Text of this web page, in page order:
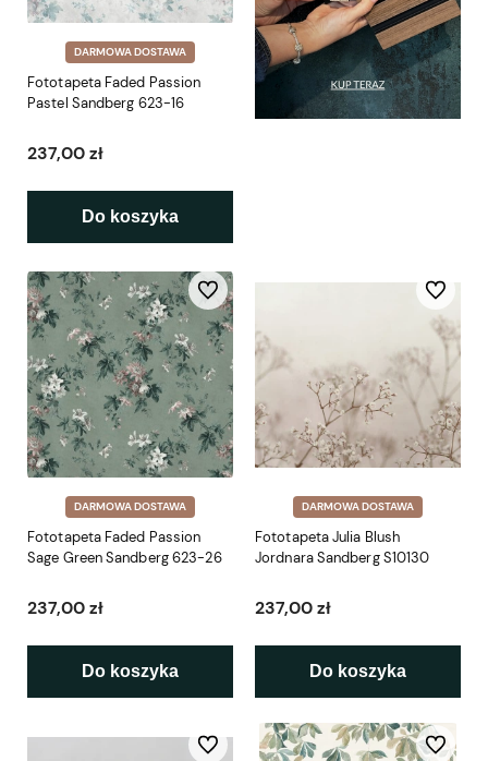
DARMOWA DOSTAWA
Fototapeta Faded Passion
Pastel Sandberg 623-16
237,00 zł
Do koszyka
DARMOWA DOSTAWA
Fototapeta Faded Passion
Sage Green Sandberg 623-26
237,00 zł
Do koszyka
Do ulubionych
DARMOWA DOSTAWA
Fototapeta Julia Blush
Jordnara Sandberg S10130
237,00 zł
Do koszyka
Do
Do ulubionych Do